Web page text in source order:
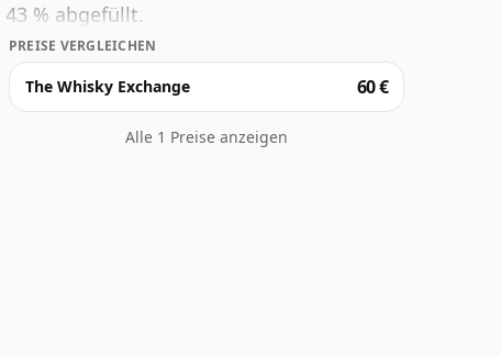
% abgefüllt.
PREISE VERGLEICHEN
The Whisky Exchange 60 €
Alle 1 Preise anzeigen